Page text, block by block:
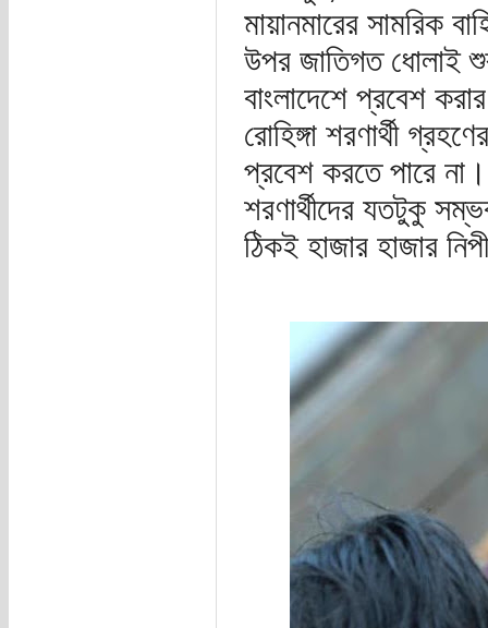
মায়ানমারের সামরিক
উপর জাতিগত ধোলাই শুরু
বাংলাদেশে প্রবেশ
রোহিঙ্গা শরণার্থী
প্রবেশ করতে পারে না।
শরণার্থীদের যতটুকু
ঠিকই হাজার হাজার